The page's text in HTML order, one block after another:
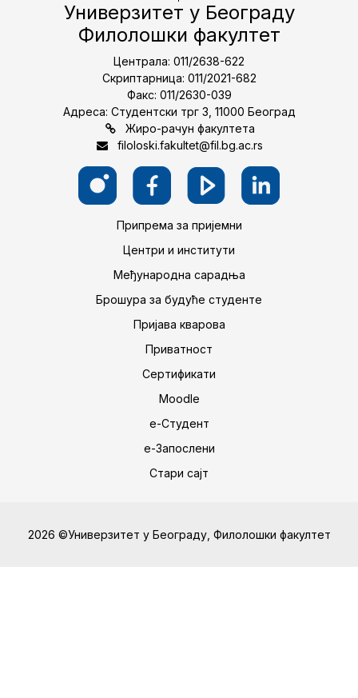
Универзитет у Београду
Филолошки факултет
Централа: 011/2638-622
Скриптарница: 011/2021-682
Факс: 011/2630-039
Адреса: Студентски трг 3, 11000 Београд
Жиро-рачун факултета
filoloski.fakultet@fil.bg.ac.rs
Припрема за пријемни
Центри и институти
Међународна сарадња
Брошура за будуће студенте
Пријава кварова
Приватност
Сертификати
Moodle
е-Студент
е-Запослени
Стари сајт
2026 ©Универзитет у Београду, Филолошки факултет